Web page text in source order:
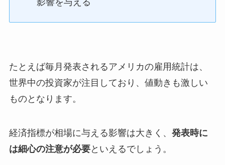
影響を与える
たとえば毎月発表されるアメリカの雇用統計は、
世界中の投資家が注目しており、値動きも激しい
ものとなります。
経済指標が相場に与える影響は大きく、 発表時に
は細心の注意が必要といえるでしょう。